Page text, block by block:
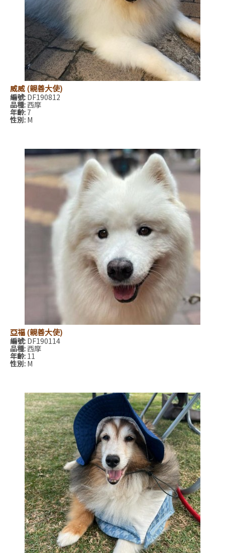
威威 (親善大使)
編號: DF190812
品種:西摩
年齡: 7
性別: M
亞福 (親善大使)
編號: DF190114
品種:西摩
年齡: 11
性別: M